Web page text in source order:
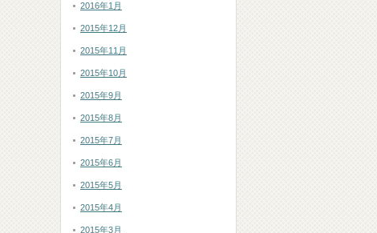
2016年1月
2015年12月
2015年11月
2015年10月
2015年9月
2015年8月
2015年7月
2015年6月
2015年5月
2015年4月
2015年3月